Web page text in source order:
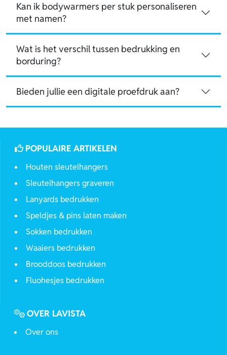
Kan ik bodywarmers per stuk personaliseren
met namen?
Wat is het verschil tussen bedrukking en
borduring?
Bieden jullie een digitale proefdruk aan?
POPULAIRE ARTIKELEN
Houten sleutelhangers
Sleutelhangers graveren
Lanyards bedrukken
Speldjes & pins laten maken
Sokken bedrukken
Waaiers bedrukken
Brooddoos bedrukken
Fluohesjes bedrukken
OVER LAVISTA
Over ons